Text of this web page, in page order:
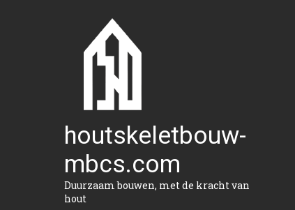
houtskeletbouw-
mbcs.com
Duurzaam bouwen, met de kracht van
hout